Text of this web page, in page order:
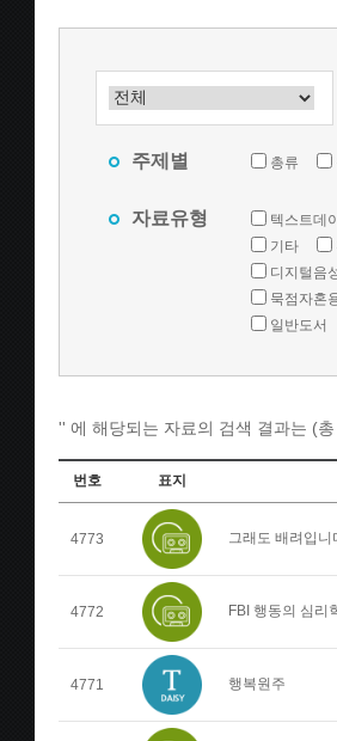
주제별 총류
자료유형 텍스트데
기타
디지털음
묵점자혼
일반도서
'' 에 해당되는 자료의 검색 결과는 (총
번호 표지
4773 그래도 배려입니
4772 FBI 행동의 심리
4771 행복원주